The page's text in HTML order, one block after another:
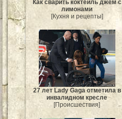
Как сварить коктейль джем с
лимонами
[Кухня и рецепты]
27 лет Lady Gaga отметила в
инвалидном кресле
[Происшествия]